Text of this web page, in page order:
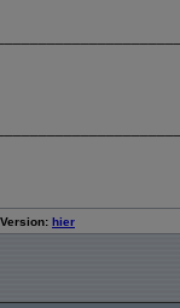
Version: hier